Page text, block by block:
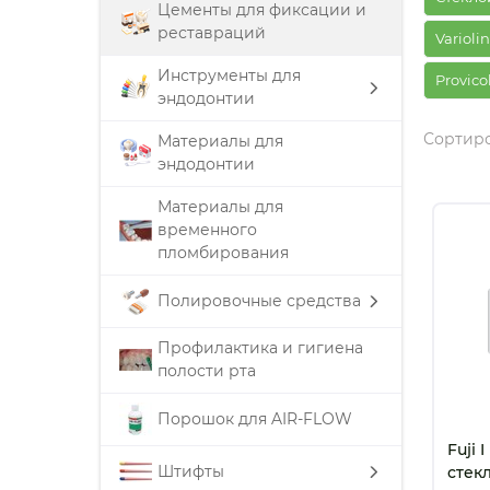
Цементы для фиксации и
реставраций
Инструменты для
эндодонтии
Материалы для
эндодонтии
Материалы для
временного
пломбирования
Полировочные средства
Профилактика и гигиена
полости рта
Порошок для AIR-FLOW
Штифты
Fuji